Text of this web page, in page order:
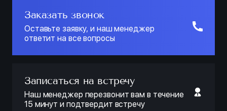
Заказать звонок
Оставьте заявку, и наш менеджер
ответит на все вопросы
Записаться на встречу
Наш менеджер перезвонит вам в течение
15 минут и подтвердит встречу